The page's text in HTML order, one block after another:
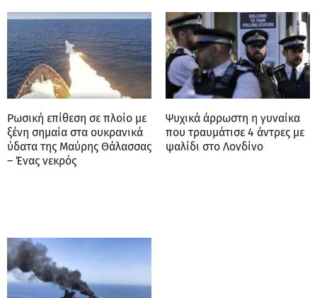
Ρωσική επίθεση σε πλοίο με
ξένη σημαία στα ουκρανικά
ύδατα της Μαύρης Θάλασσας
– Ένας νεκρός
Ψυχικά άρρωστη η γυναίκα
που τραυμάτισε 4 άντρες με
ψαλίδι στο Λονδίνο